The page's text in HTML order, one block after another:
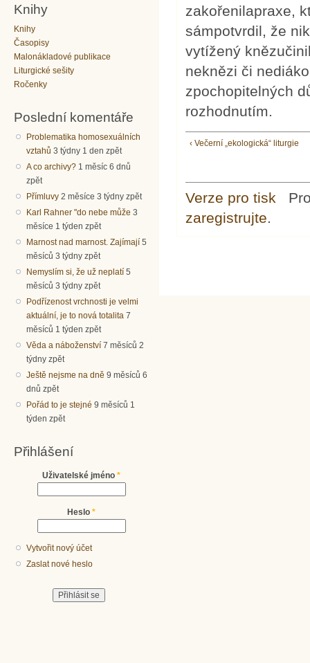
Knihy
Knihy
Časopisy
Malonákladové publikace
Liturgické sešity
Ročenky
Poslední komentáře
Problematika homosexuálních
vztahů 3 týdny 1 den zpět
A co archivy? 1 měsíc 6 dnů
zpět
Přímluvy 2 měsíce 3 týdny zpět
Karl Rahner "do nebe může 3
měsíce 1 týden zpět
Marnost nad marnost. Zajímají 5
měsíců 3 týdny zpět
Nemyslím si, že už neplatí 5
měsíců 3 týdny zpět
Podřízenost vrchnosti je velmi
aktuální, je to nová totalita 7
měsíců 1 týden zpět
Věda a náboženství 7 měsíců 2
týdny zpět
Ještě nejsme na dně 9 měsíců 6
dnů zpět
Pořád to je stejné 9 měsíců 1
týden zpět
Přihlášení
Uživatelské jméno *
Heslo *
Vytvořit nový účet
Zaslat nové heslo
zakořenilapraxe,
sámpotvrdil, že
vytížený
neknězi či
zpochopitelných
rozhodnutím.
‹ Večerní „ekologická“ liturgie
Verze pro tisk
zaregistrujte.